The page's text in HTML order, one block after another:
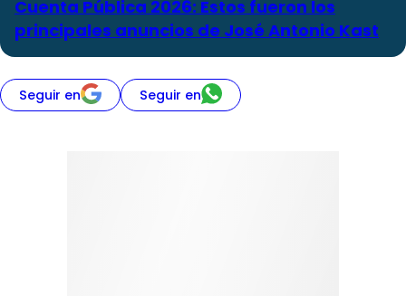
Cuenta Pública 2026: Estos fueron los
principales anuncios de José Antonio Kast
Seguir en Seguir en